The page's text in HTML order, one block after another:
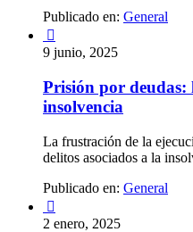
Publicado en: General

9 junio, 2025
Prisión por deudas:
insolvencia
La frustración de la
delitos asociados a la
Publicado en: General

2 enero, 2025